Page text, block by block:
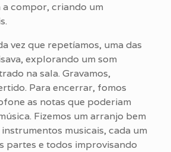
a compor, criando um
vez que repetíamos, uma das
explorando um som
na sala. Gravamos,
Para encerrar, fomos
as notas que poderiam
Fizemos um arranjo bem
musicais, cada um
partes e todos improvisando